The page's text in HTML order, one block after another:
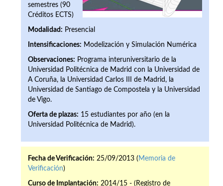
semestres (90
Créditos ECTS)
Modalidad: Presencial
Intensificaciones: Modelización y Simulación Numérica
Observaciones: Programa interuniversitario de la
Universidad Politécnica de Madrid con la Universidad de
A Coruña, la Universidad Carlos III de Madrid, la
Universidad de Santiago de Compostela y la Universidad
de Vigo.
Oferta de plazas: 15 estudiantes por año (en la
Universidad Politécnica de Madrid).
Fecha de Verificación: 25/09/2013 ( Memoria de
Verificación)
Curso de Implantación: 2014/15 - (Registro de